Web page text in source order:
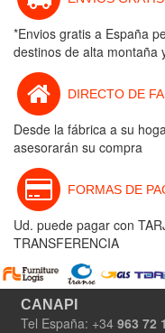
*Envios gratis a España
destinos de alta montaña
DIRECTO DE
Desde la fábrica a su
asesorarán su compra
FORMAS DE
Ud. puede pagar con
TRANSFERENCIA
CANAPI
Tel España: +34 963 72